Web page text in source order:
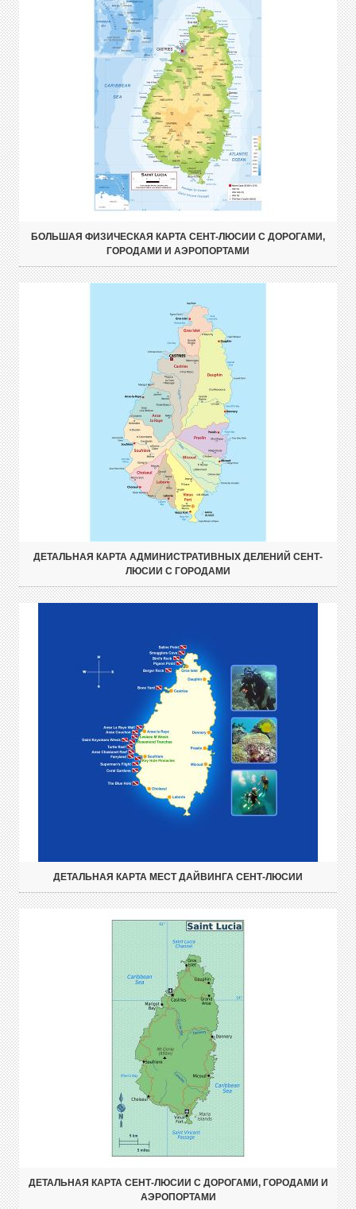
БОЛЬШАЯ ФИЗИЧЕСКАЯ КАРТА СЕНТ-ЛЮСИИ С ДОРОГАМИ,
ГОРОДАМИ И АЭРОПОРТАМИ
ДЕТАЛЬНАЯ КАРТА АДМИНИСТРАТИВНЫХ ДЕЛЕНИЙ СЕНТ-
ЛЮСИИ С ГОРОДАМИ
ДЕТАЛЬНАЯ КАРТА МЕСТ ДАЙВИНГА СЕНТ-ЛЮСИИ
ДЕТАЛЬНАЯ КАРТА СЕНТ-ЛЮСИИ С ДОРОГАМИ, ГОРОДАМИ И
АЭРОПОРТАМИ